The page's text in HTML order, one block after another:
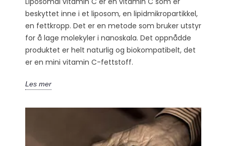
beskyttet inne i et liposom, en lipidmikropartikkel,
en fettkropp. Det er en metode som bruker utstyr
for å lage molekyler i nanoskala. Det oppnådde
produktet er helt naturlig og biokompatibelt, det
er en mini vitamin C-fettstoff.
Les mer